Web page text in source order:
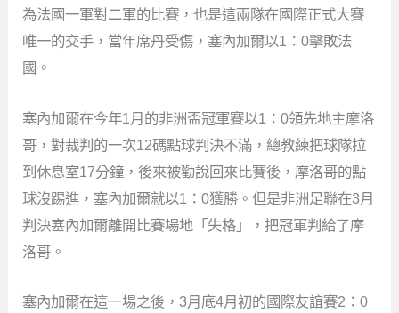
為法國一軍對二軍的比賽，也是這兩隊在國際正式大賽
唯一的交手，當年席丹受傷，塞內加爾以1：0擊敗法
國。
塞內加爾在今年1月的非洲盃冠軍賽以1：0領先地主摩洛
哥，對裁判的一次12碼點球判決不滿，總教練把球隊拉
到休息室17分鐘，後來被勸說回來比賽後，摩洛哥的點
球沒踢進，塞內加爾就以1：0獲勝。但是非洲足聯在3月
判決塞內加爾離開比賽場地「失格」，把冠軍判給了摩
洛哥。
塞內加爾在這一場之後，3月底4月初的國際友誼賽2：0